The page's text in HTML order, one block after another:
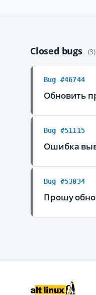
Closed bugs (3)
Bug #46744
Обновить
Bug #51115
Ошибка
Bug #53034
Прошу